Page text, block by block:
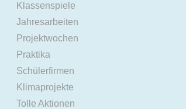
Klassenspiele
Jahresarbeiten
Projektwochen
Praktika
Schülerfirmen
Klimaprojekte
Tolle Aktionen